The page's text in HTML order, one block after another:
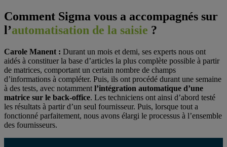
Comment Sigma vous a accompagnés sur
l’automatisation de la saisie ?
Carole Manent : Durant un mois et demi, ses experts nous ont
aidés à constituer la base d’articles la plus complète possible à partir
de matrices, comportant un certain nombre de champs
d’informations à compléter. Puis, ils ont procédé durant une semaine
à des tests, avec notamment l’intégration automatique d’une
matrice sur le back-office. Les techniciens ont ainsi d’abord testé
les résultats à partir d’un seul fournisseur. Puis, lorsque tout a
fonctionné parfaitement, nous avons élargi le processus à l’ensemble
des fournisseurs.